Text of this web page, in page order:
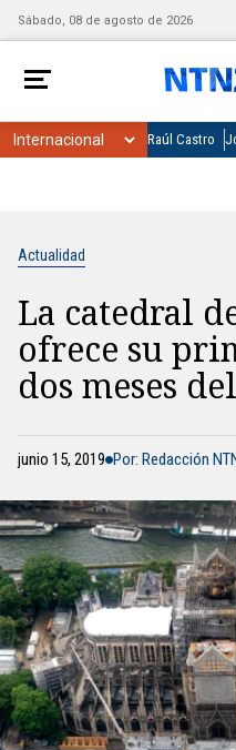
Sábado, 08 de agosto de 2026
Raúl Castro
Actualidad
La catedral
ofrece su
dos meses
junio 15, 2019 Por: Redacción